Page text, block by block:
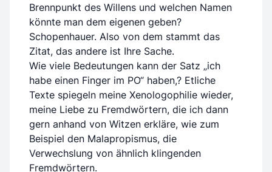
Brennpunkt des Willens und welchen Namen
könnte man dem eigenen geben?
Schopenhauer. Also von dem stammt das
Zitat, das andere ist Ihre Sache.
Wie viele Bedeutungen kann der Satz „ich
habe einen Finger im PO“ haben,? Etliche
Texte spiegeln meine Xenologophilie wieder,
meine Liebe zu Fremdwörtern, die ich dann
gern anhand von Witzen erkläre, wie zum
Beispiel den Malapropismus, die
Verwechslung von ähnlich klingenden
Fremdwörtern.